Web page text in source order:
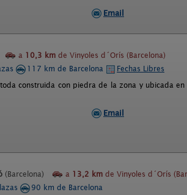
Email
a 10,3 km de Vinyoles d´Orís (Barcelona)
117 km de Barcelona
Fechas Libres
construida con piedra de la zona y ubicada
Email
(Barcelona) a 13,2 km de Vinyoles d´Orís
90 km de Barcelona